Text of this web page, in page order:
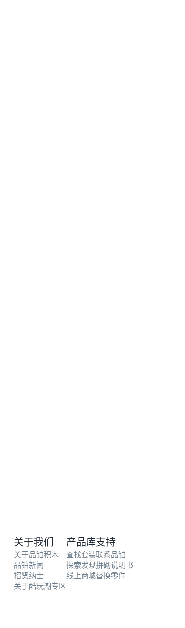
关于我们
关于品铂积木
品铂新闻
招贤纳士
关于酷玩潮专区
产品库
查找套装
探索发现
线上商城
支持
联系品铂
拼砌说明书
替换零件